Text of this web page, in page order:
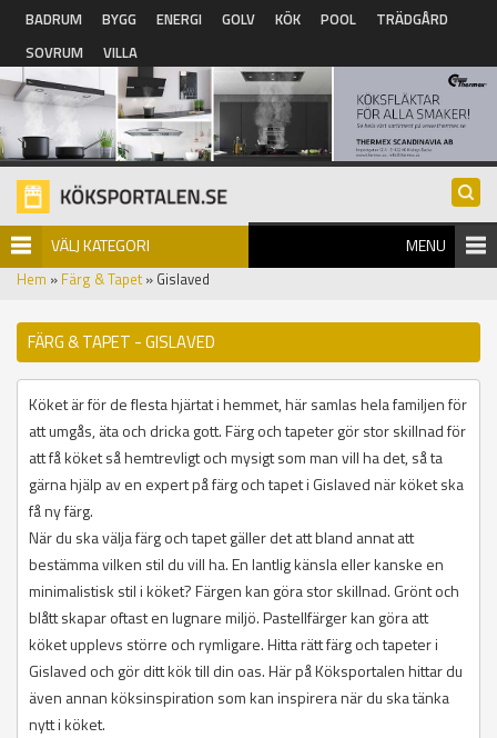
Hoppa till huvudinnehåll
BADRUM BYGG ENERGI GOLV KÖK POOL
TRÄDGÅRD
SOVRUM
VILLA
VÄLJ KATEGORI MENU
Hem » Färg & Tapet» Gislaved
FÄRG & TAPET - GISLAVED
Köket är för de flesta hjärtat i hemmet, här samlas hela familjen för
att umgås, äta och dricka gott. Färg och tapeter gör stor skillnad för
att få köket så hemtrevligt och mysigt som man vill ha det, så ta
gärna hjälp av en expert på färg och tapet i Gislaved när köket ska
få ny färg.
När du ska välja färg och tapet gäller det att bland annat att
bestämma vilken stil du vill ha. En lantlig känsla eller kanske en
minimalistisk stil i köket? Färgen kan göra stor skillnad. Grönt och
blått skapar oftast en lugnare miljö. Pastellfärger kan göra att
köket upplevs större och rymligare. Hitta rätt färg och tapeter i
Gislaved och gör ditt kök till din oas. Här på Köksportalen hittar du
även annan köksinspiration som kan inspirera när du ska tänka
nytt i köket.